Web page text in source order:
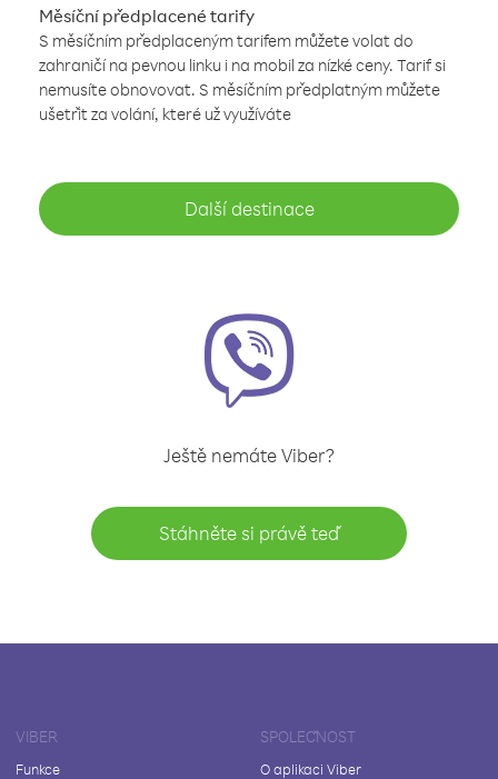
Měsíční předplacené tarify
S měsíčním předplaceným tarifem můžete volat do
zahraničí na pevnou linku i na mobil za nízké ceny. Tarif si
nemusíte obnovovat. S měsíčním předplatným můžete
ušetřit za volání, které už využíváte
Další destinace
Ještě nemáte Viber?
Stáhněte si právě teď
VIBER
Funkce
SPOLEČNOST
O aplikaci Viber